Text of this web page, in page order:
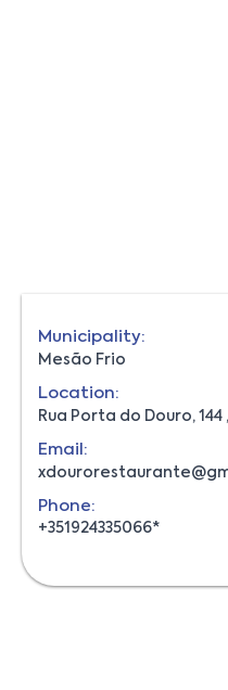
Municipality:
Mesão Frio
Location:
Rua Porta do Douro,
Email:
Phone:
+351924335066*